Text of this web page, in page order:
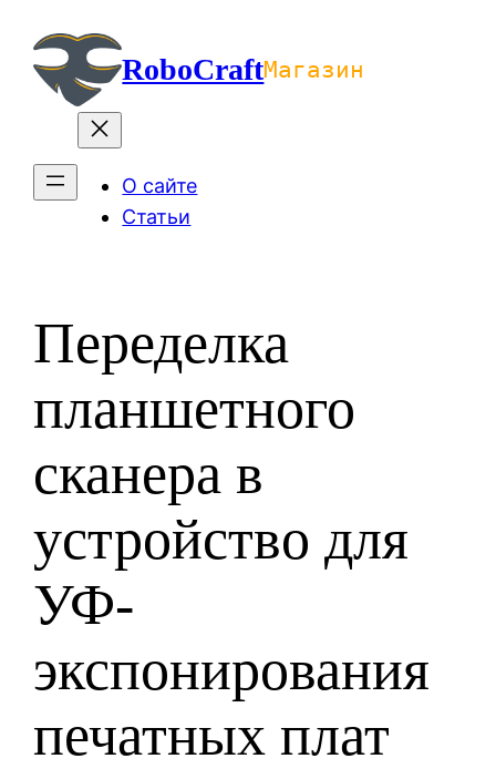
содержимомуRoboCraftМагазин
О сайте
Статьи
Переделка
планшетного
сканера в
устройство для
УФ-
экспонирования
печатных плат